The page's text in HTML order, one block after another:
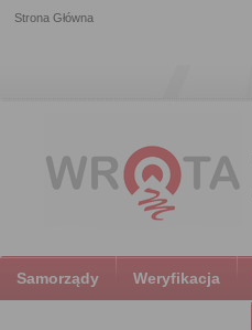
Strona Główna
Samorządy Weryfikacja